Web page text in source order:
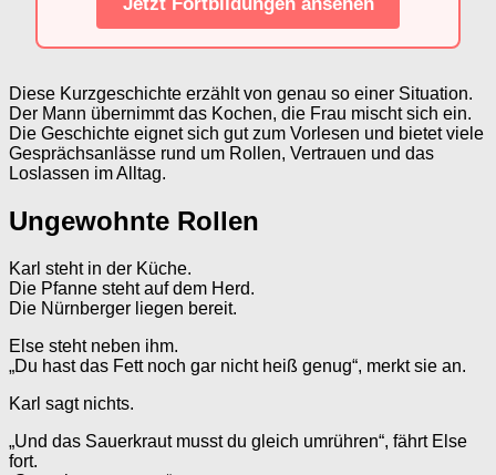
Diese Kurzgeschichte erzählt von genau so einer Situation.
Der Mann übernimmt das Kochen, die Frau mischt sich ein.
Die Geschichte eignet sich gut zum Vorlesen und bietet viele
Gesprächsanlässe rund um Rollen, Vertrauen und das
Loslassen im Alltag.
Ungewohnte Rollen
Karl steht in der Küche.
Die Pfanne steht auf dem Herd.
Die Nürnberger liegen bereit.
Else steht neben ihm.
„Du hast das Fett noch gar nicht heiß genug“, merkt sie an.
Karl sagt nichts.
„Und das Sauerkraut musst du gleich umrühren“, fährt Else
fort.